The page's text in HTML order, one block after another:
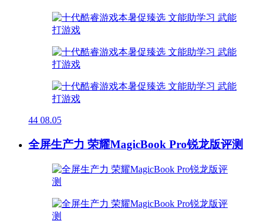
44 08.05
全屏生产力 荣耀MagicBook Pro锐龙版评测